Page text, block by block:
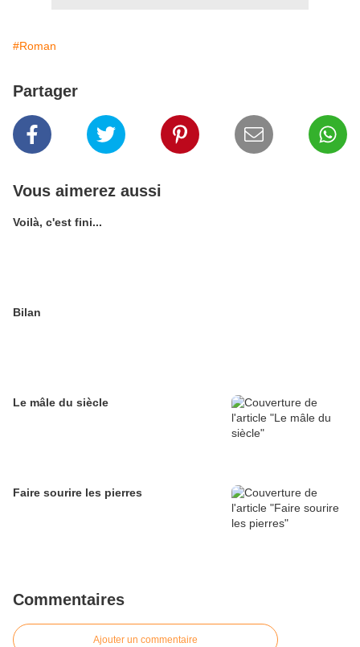
#Roman
Partager
Vous aimerez aussi
Voilà, c'est fini...
Bilan
Le mâle du siècle
Faire sourire les pierres
Commentaires
Ajouter un commentaire